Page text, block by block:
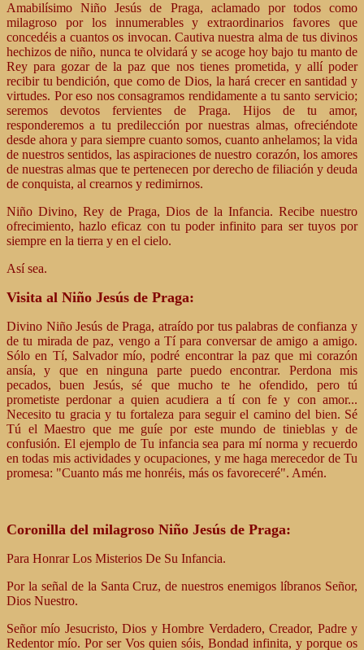
Amabilísimo Niño Jesús de Praga, aclamado por todos como
milagroso por los innumerables y extraordinarios favores que
concedéis a cuantos os invocan. Cautiva nuestra alma de tus divinos
hechizos de niño, nunca te olvidará y se acoge hoy bajo tu manto de
Rey para gozar de la paz que nos tienes prometida, y allí poder
recibir tu bendición, que como de Dios, la hará crecer en santidad y
virtudes. Por eso nos consagramos rendidamente a tu santo servicio;
seremos devotos fervientes de Praga. Hijos de tu amor,
responderemos a tu predilección por nuestras almas, ofreciéndote
desde ahora y para siempre cuanto somos, cuanto anhelamos; la vida
de nuestros sentidos, las aspiraciones de nuestro corazón, los amores
de nuestras almas que te pertenecen por derecho de filiación y deuda
de conquista, al crearnos y redimirnos.
Niño Divino, Rey de Praga, Dios de la Infancia. Recibe nuestro
ofrecimiento, hazlo eficaz con tu poder infinito para ser tuyos por
siempre en la tierra y en el cielo.
Así sea.
Visita al Niño Jesús de Praga:
Divino Niño Jesús de Praga, atraído por tus palabras de confianza y
de tu mirada de paz, vengo a Tí para conversar de amigo a amigo.
Sólo en Tí, Salvador mío, podré encontrar la paz que mi corazón
ansía, y que en ninguna parte puedo encontrar. Perdona mis
pecados, buen Jesús, sé que mucho te he ofendido, pero tú
prometiste perdonar a quien acudiera a tí con fe y con amor...
Necesito tu gracia y tu fortaleza para seguir el camino del bien. Sé
Tú el Maestro que me guíe por este mundo de tinieblas y de
confusión. El ejemplo de Tu infancia sea para mí norma y recuerdo
en todas mis actividades y ocupaciones, y me haga merecedor de Tu
promesa: "Cuanto más me honréis, más os favoreceré". Amén.
Coronilla del milagroso Niño Jesús de Praga:
Para Honrar Los Misterios De Su Infancia.
Por la señal de la Santa Cruz, de nuestros enemigos líbranos Señor,
Dios Nuestro.
Señor mío Jesucristo, Dios y Hombre Verdadero, Creador, Padre y
Redentor mío. Por ser Vos quien sóis, Bondad infinita, y porque os